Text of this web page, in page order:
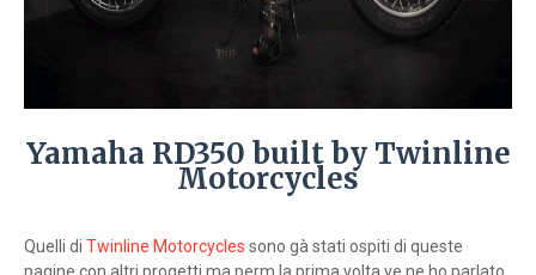
Yamaha RD350 built by Twinline
Motorcycles
Quelli di Twinline Motorcycles sono gà stati ospiti di queste